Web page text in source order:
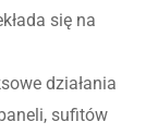
się na
działania
sufitów